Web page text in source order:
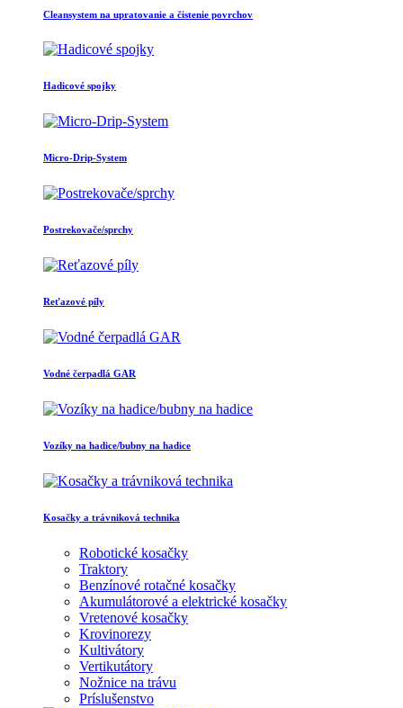
Cleansystem na upratovanie a čistenie povrchov
Hadicové spojky
Micro-Drip-System
Postrekovače/sprchy
Reťazové píly
Vodné čerpadlá GAR
Vozíky na hadice/bubny na hadice
Kosačky a trávniková technika
Robotické kosačky
Traktory
Benzínové rotačné kosačky
Akumulátorové a elektrické kosačky
Vretenové kosačky
Krovinorezy
Kultivátory
Vertikutátory
Nožnice na trávu
Príslušenstvo